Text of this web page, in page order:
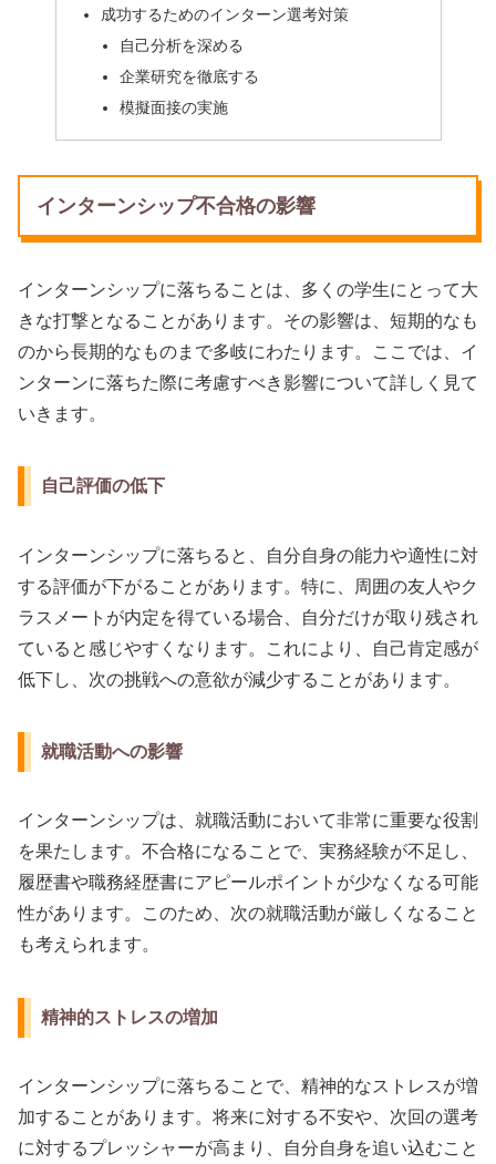
成功するためのインターン選考対策
自己分析を深める
企業研究を徹底する
模擬面接の実施
インターンシップ不合格の影響
インターンシップに落ちることは、多くの学生にとって大
きな打撃となることがあります。その影響は、短期的なも
のから長期的なものまで多岐にわたります。ここでは、イ
ンターンに落ちた際に考慮すべき影響について詳しく見て
いきます。
自己評価の低下
インターンシップに落ちると、自分自身の能力や適性に対
する評価が下がることがあります。特に、周囲の友人やク
ラスメートが内定を得ている場合、自分だけが取り残され
ていると感じやすくなります。これにより、自己肯定感が
低下し、次の挑戦への意欲が減少することがあります。
就職活動への影響
インターンシップは、就職活動において非常に重要な役割
を果たします。不合格になることで、実務経験が不足し、
履歴書や職務経歴書にアピールポイントが少なくなる可能
性があります。このため、次の就職活動が厳しくなること
も考えられます。
精神的ストレスの増加
インターンシップに落ちることで、精神的なストレスが増
加することがあります。将来に対する不安や、次回の選考
に対するプレッシャーが高まり、自分自身を追い込むこと